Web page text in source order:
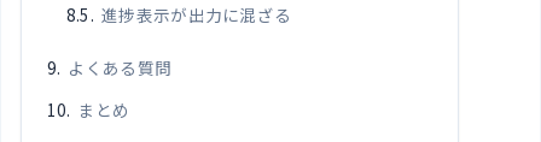
進捗表示が出力に混ざる
よくある質問
まとめ